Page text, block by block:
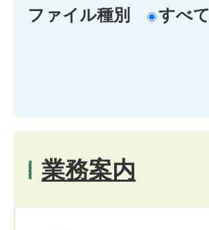
ファイル種別 すべて
業務案内